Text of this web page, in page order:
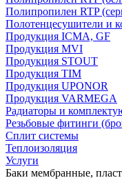
Полипропилен RTP
Полотенцесушители и
Продукция ICMA, GF
Продукция MVI
Продукция STOUT
Продукция TIM
Продукция UPONOR
Продукция VARMEGA
Радиаторы и
Резьбовые фитинги
Сплит системы
Теплоизоляция
Услуги
Баки мембранные,